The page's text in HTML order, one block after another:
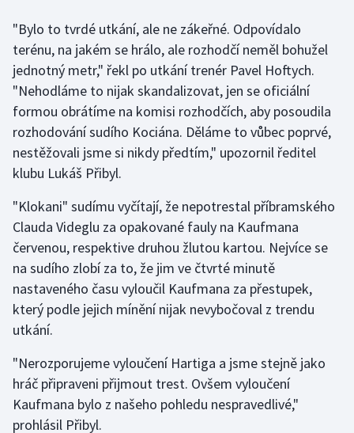
Gymnastika
Házená
Jezdectví
Judo
Krasobruslení
Lezení
Lyže a snowboard
Moderní pětiboj
Motorsport
Olympijské hry
Parasport
"Bylo to tvrdé utkání, ale ne zákeřné. Odpovídalo
terénu, na jakém se hrálo, ale rozhodčí neměl bohužel
jednotný metr," řekl po utkání trenér Pavel Hoftych.
"Nehodláme to nijak skandalizovat, jen se oficiální
formou obrátíme na komisi rozhodčích, aby posoudila
rozhodování sudího Kociána. Děláme to vůbec poprvé,
nestěžovali jsme si nikdy předtím," upozornil ředitel
klubu Lukáš Přibyl.
"Klokani" sudímu vyčítají, že nepotrestal příbramského
Clauda Videglu za opakované fauly na Kaufmana
červenou, respektive druhou žlutou kartou. Nejvíce se
na sudího zlobí za to, že jim ve čtvrté minutě
nastaveného času vyloučil Kaufmana za přestupek,
který podle jejich mínění nijak nevybočoval z trendu
utkání.
"Nerozporujeme vyloučení Hartiga a jsme stejně jako
hráč připraveni přijmout trest. Ovšem vyloučení
Kaufmana bylo z našeho pohledu nespravedlivé,"
prohlásil Přibyl.